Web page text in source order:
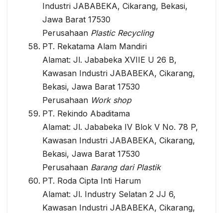
Industri JABABEKA, Cikarang, Bekasi,
Jawa Barat 17530
Perusahaan Plastic Recycling
PT. Rekatama Alam Mandiri
Alamat: Jl. Jababeka XVIIE U 26 B,
Kawasan Industri JABABEKA, Cikarang,
Bekasi, Jawa Barat 17530
Perusahaan Work shop
PT. Rekindo Abaditama
Alamat: Jl. Jababeka IV Blok V No. 78 P,
Kawasan Industri JABABEKA, Cikarang,
Bekasi, Jawa Barat 17530
Perusahaan Barang dari Plastik
PT. Roda Cipta Inti Harum
Alamat: Jl. Industry Selatan 2 JJ 6,
Kawasan Industri JABABEKA, Cikarang,